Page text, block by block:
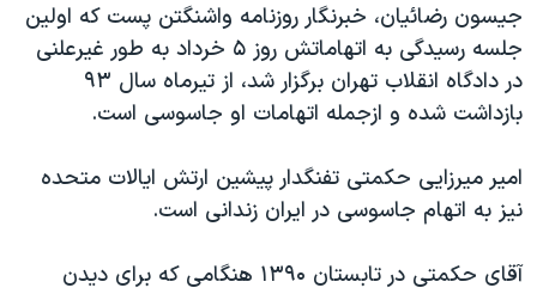
جیسون رضائیان، خبرنگار روزنامه واشنگتن پست که اولین
جلسه رسیدگی به اتهاماتش روز ۵ خرداد به طور غیرعلنی
در دادگاه انقلاب تهران برگزار شد، از تیرماه سال ۹۳
بازداشت شده و ازجمله اتهامات او جاسوسی است.
امیر میرزایی حکمتی تفنگدار پیشین ارتش ایالات متحده
نیز به اتهام جاسوسی در ایران زندانی است.
آقای حکمتی در تابستان ۱۳۹۰ هنگامی که برای دیدن